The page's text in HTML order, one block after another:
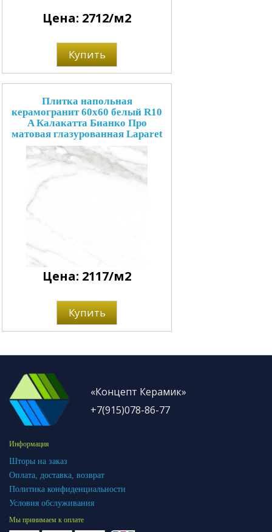
Цена: 2712/м2
Купить
Плитка напольная
керамогранит 60x60 белый R10
A Калакатта Бианко Про
матовая глазурованная Laparet
Цена: 2117/м2
Купить
«Концепт Керамик»
+7(915)078-86-77
Информация
Шторы на заказ
Оплата, доставка, возврат
Политика конфиденциальности
Условия обслуживания
Мы принимаем к оплате